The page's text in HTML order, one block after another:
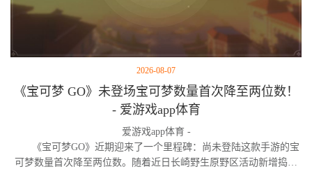
2026-08-07
《宝可梦 GO》未登场宝可梦数量首次降至两位数！
- 爱游戏app体育
爱游戏app体育 -
《宝可梦GO》近期迎来了一个里程碑：尚未登陆这款手游的宝
可梦数量首次降至两位数。随着近日长崎野生原野区活动新增捣蛋